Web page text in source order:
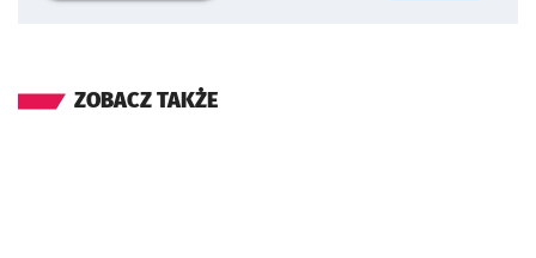
ZOBACZ TAKŻE